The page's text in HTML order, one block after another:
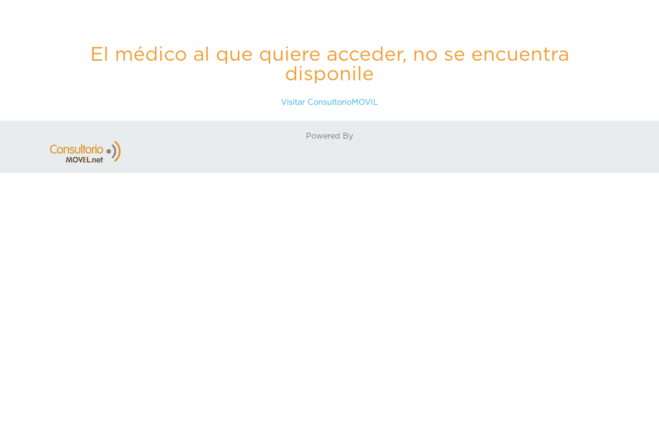
El médico al que quiere acceder, no se encuentra
disponile
Visitar ConsultorioMOVIL
Powered By